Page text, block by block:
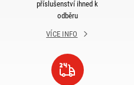
příslušenství ihned k
odběru
VÍCE INFO